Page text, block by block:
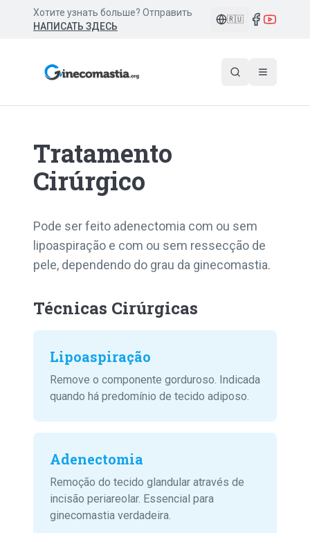
Хотите узнать больше? Отправить
НАПИСАТЬ ЗДЕСЬ
🇷🇺
Tratamento
Cirúrgico
Pode ser feito adenectomia com ou sem
lipoaspiração e com ou sem ressecção de
pele, dependendo do grau da ginecomastia.
Técnicas Cirúrgicas
Lipoaspiração
Remove o componente gorduroso. Indicada
quando há predomínio de tecido adiposo.
Adenectomia
Remoção do tecido glandular através de
incisão periareolar. Essencial para
ginecomastia verdadeira.